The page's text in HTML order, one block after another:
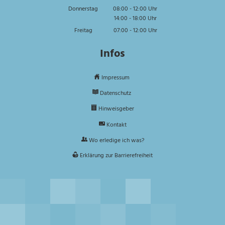
Von 14:00 bis 16:00 Uhr
Donnerstag 08:00 -12:00 Uhr
Von 08:00 bis 12:00 Uhr
14:00 -18:00 Uhr
Von 14:00 bis 18:00 Uhr
Freitag 07:00 -12:00 Uhr
Infos
Impressum
Datenschutz
Hinweisgeber
Kontakt
Wo erledige ich was?
Erklärung zur Barrierefreiheit